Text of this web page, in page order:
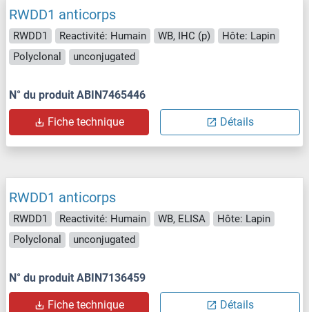
RWDD1 anticorps
RWDD1 Reactivité: Humain WB, IHC (p)
Hôte: Lapin
Polyclonal
unconjugated
N° du produit ABIN7465446
Fiche technique Détails
RWDD1 anticorps
RWDD1 Reactivité: Humain WB, ELISA
Hôte: Lapin
Polyclonal
unconjugated
N° du produit ABIN7136459
Fiche technique Détails